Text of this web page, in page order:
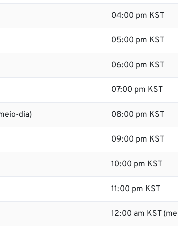
04:00 pm KST
05:00 pm KST
06:00 pm KST
07:00 pm KST
dia) 08:00 pm KST
09:00 pm KST
10:00 pm KST
11:00 pm KST
12:00 am KST